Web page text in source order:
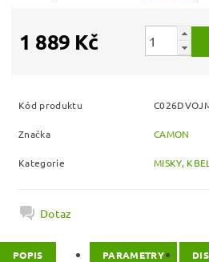
1 889 Kč
Kód produktu
Značka CAMON
Kategorie MISKY,
Dotaz
POPIS PARAMETRY